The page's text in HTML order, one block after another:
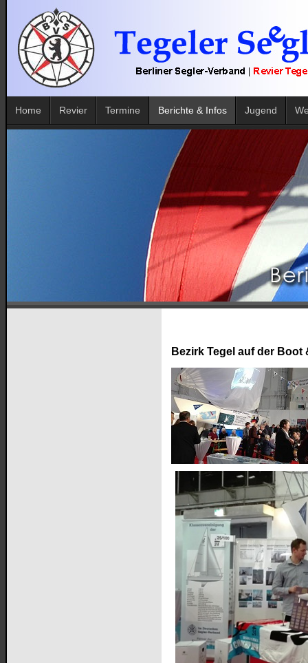
Home Revier Termine Berichte & Infos Jugend
Bezirk Tegel auf der Boot